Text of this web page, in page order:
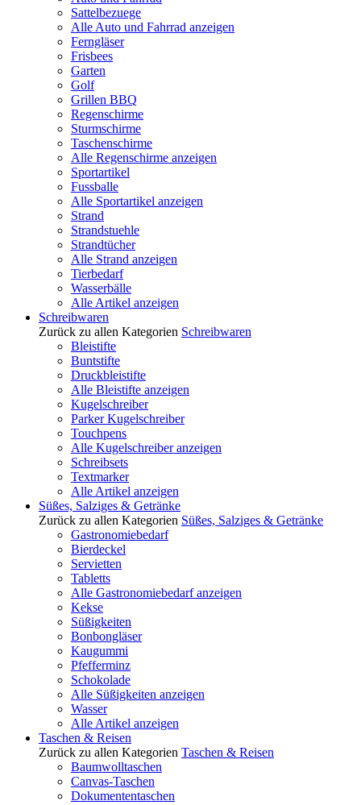
Sattelbezuege
Alle Auto und Fahrrad anzeigen
Ferngläser
Frisbees
Garten
Golf
Grillen BBQ
Regenschirme
Sturmschirme
Taschenschirme
Alle Regenschirme anzeigen
Sportartikel
Fussballe
Alle Sportartikel anzeigen
Strand
Strandstuehle
Strandtücher
Alle Strand anzeigen
Tierbedarf
Wasserbälle
Alle Artikel anzeigen
Schreibwaren
Zurück zu allen Kategorien Schreibwaren
Bleistifte
Buntstifte
Druckbleistifte
Alle Bleistifte anzeigen
Kugelschreiber
Parker Kugelschreiber
Touchpens
Alle Kugelschreiber anzeigen
Schreibsets
Textmarker
Alle Artikel anzeigen
Süßes, Salziges & Getränke
Zurück zu allen Kategorien Süßes, Salziges & Getränke
Gastronomiebedarf
Bierdeckel
Servietten
Tabletts
Alle Gastronomiebedarf anzeigen
Kekse
Süßigkeiten
Bonbongläser
Kaugummi
Pfefferminz
Schokolade
Alle Süßigkeiten anzeigen
Wasser
Alle Artikel anzeigen
Taschen & Reisen
Zurück zu allen Kategorien Taschen & Reisen
Baumwolltaschen
Canvas-Taschen
Dokumententaschen